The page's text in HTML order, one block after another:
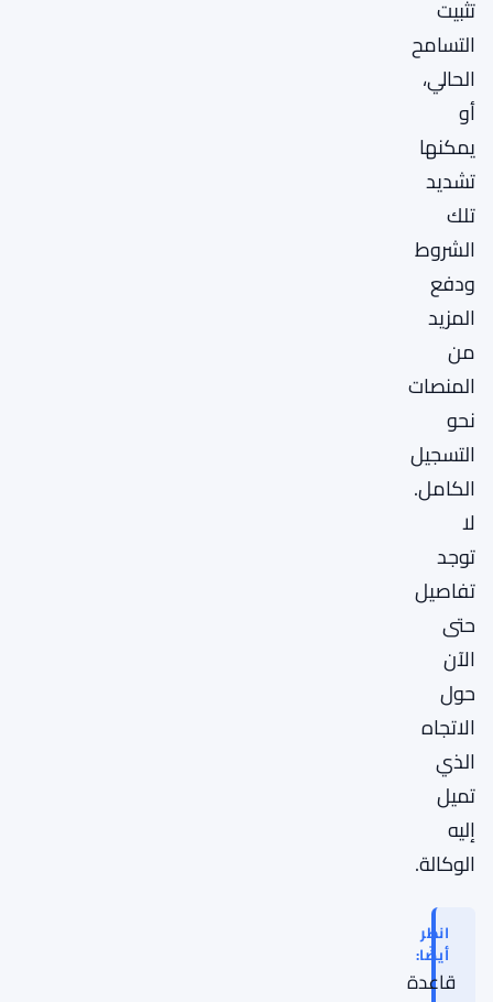
تثبيت
التسامح
الحالي،
أو
يمكنها
تشديد
تلك
الشروط
ودفع
المزيد
من
المنصات
نحو
التسجيل
الكامل.
لا
توجد
تفاصيل
حتى
الآن
حول
الاتجاه
الذي
تميل
إليه
الوكالة.
انظر
أيضًا:
قاعدة